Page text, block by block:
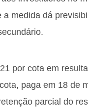
medida dá
por cota em
paga em 18 de
parcial do